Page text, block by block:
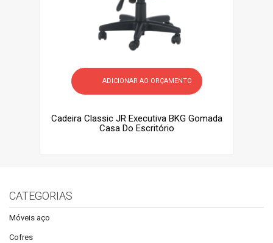
ADICIONAR AO ORÇAMENTO
Cadeira Classic JR Executiva BKG Gomada
Casa Do Escritório
CATEGORIAS
Móveis aço
Cofres